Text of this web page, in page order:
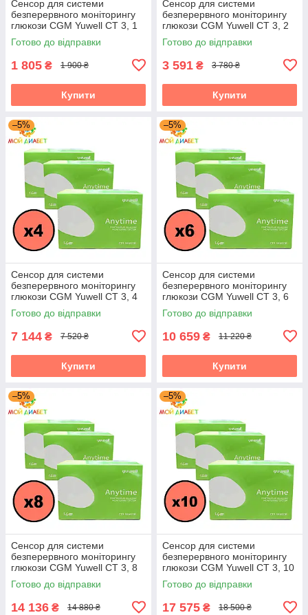
Сенсор для системи
безперервного моніторингу
глюкози CGM Yuwell CT 3, 1
шт.
Готово до відправки
1 805 ₴ 1 900 ₴
Купити
Сенсор для системи
безперервного моніторингу
глюкози CGM Yuwell CT 3, 2
пак.
Готово до відправки
3 591 ₴ 3 780 ₴
Купити
–5%
Сенсор для системи
безперервного моніторингу
глюкози CGM Yuwell CT 3, 4
пак.
Готово до відправки
7 144 ₴ 7 520 ₴
Купити
–5%
Сенсор для системи
безперервного моніторингу
глюкози CGM Yuwell CT 3, 6
пак.
Готово до відправки
10 659 ₴ 11 220 ₴
Купити
–5%
Сенсор для системи
безперервного моніторингу
глюкози CGM Yuwell CT 3, 8
пак.
Готово до відправки
14 136 ₴ 14 880 ₴
–5%
Сенсор для системи
безперервного моніторингу
глюкози CGM Yuwell CT 3, 10
пак.
Готово до відправки
17 575 ₴ 18 500 ₴